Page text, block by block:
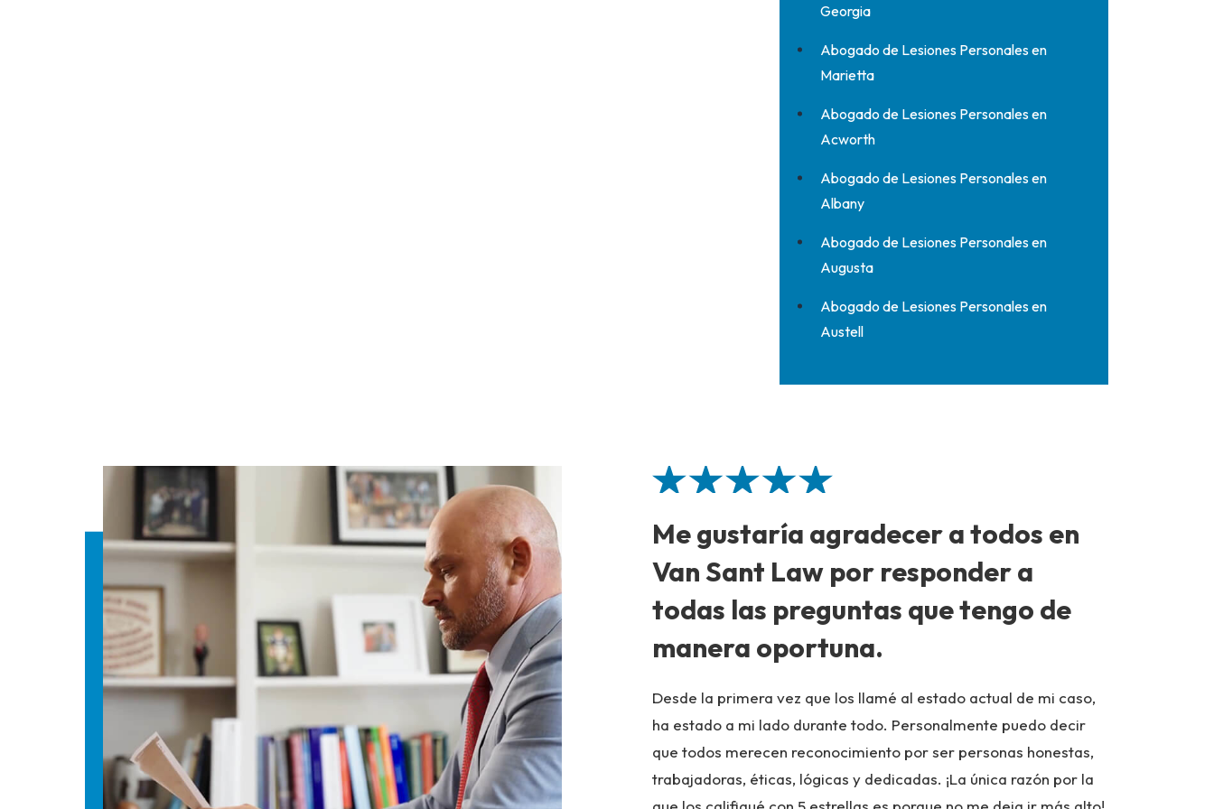
Georgia
Abogado de Lesiones Personales en
Marietta
Abogado de Lesiones Personales en
Acworth
Abogado de Lesiones Personales en
Albany
Abogado de Lesiones Personales en
Augusta
Abogado de Lesiones Personales en
Austell
Me gustaría agradecer a todos en
Van Sant Law por responder a
todas las preguntas que tengo de
manera oportuna.
Desde la primera vez que los llamé al estado actual de mi caso,
ha estado a mi lado durante todo. Personalmente puedo decir
que todos merecen reconocimiento por ser personas honestas,
trabajadoras, éticas, lógicas y dedicadas. ¡La única razón por la